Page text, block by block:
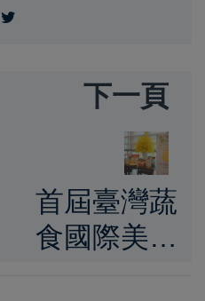
下一頁
首屆臺灣蔬
食國際美食